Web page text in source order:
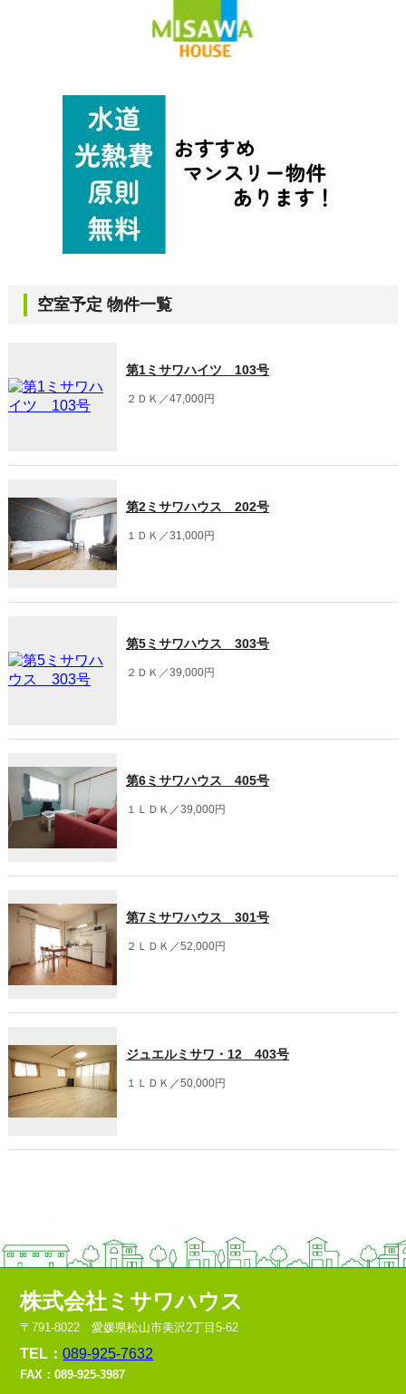
空室予定 物件一覧
第1ミサワハイツ 103号
２ＤＫ／47,000円
第2ミサワハウス 202号
１ＤＫ／31,000円
第5ミサワハウス 303号
２ＤＫ／39,000円
第6ミサワハウス 405号
１ＬＤＫ／39,000円
第7ミサワハウス 301号
２ＬＤＫ／52,000円
ジュエルミサワ・12 403号
１ＬＤＫ／50,000円
株式会社ミサワハウス
〒791-8022 愛媛県松山市美沢2丁目5-62
TEL：089-925-7632
FAX：089-925-3987